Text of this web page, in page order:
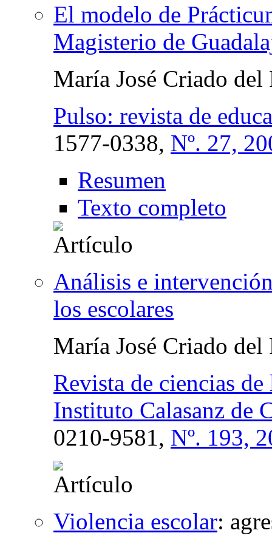
El modelo de
Magisterio de
María José Criado del
Pulso: revista de
1577-0338, Nº. 27,
Resumen
Texto completo
Análisis e
los escolares
María José Criado
Revista de ciencias
Instituto Calasanz de
0210-9581, Nº. 193,
Violencia escolar: